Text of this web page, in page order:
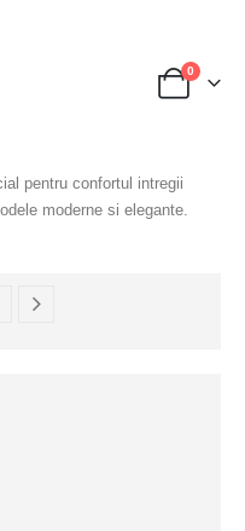
0
pentru confortul intregii
moderne si elegante.